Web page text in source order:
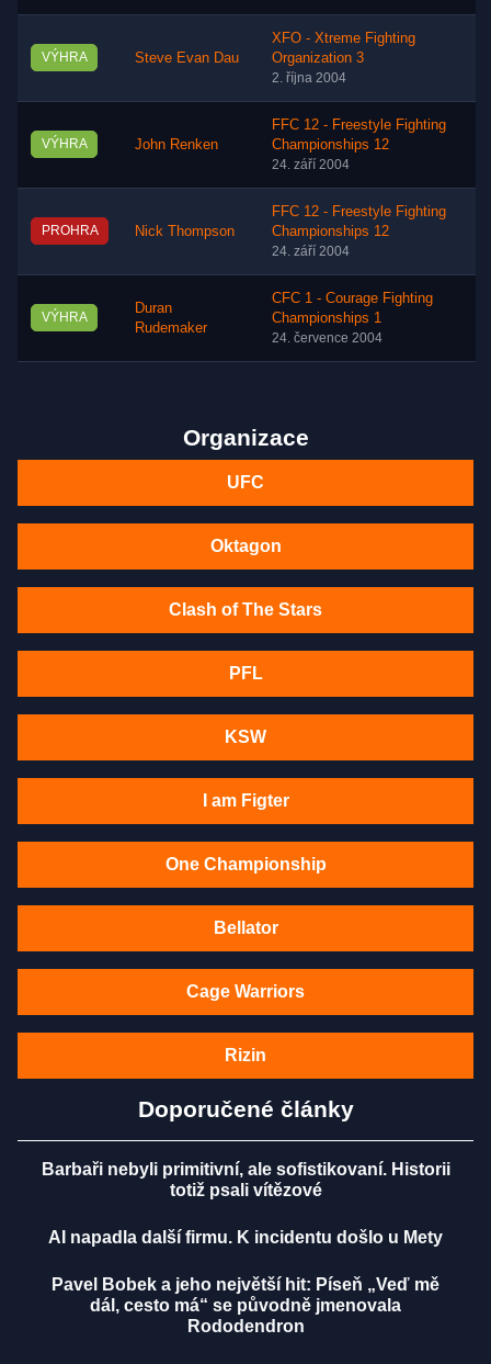
VÝHRA Steve Evan Dau
XFO - Xtreme Fighting
Organization 3
2. října 2004
VÝHRA John Renken
FFC 12 - Freestyle Fighting
Championships 12
24. září 2004
PROHRA Nick Thompson
FFC 12 - Freestyle Fighting
Championships 12
24. září 2004
VÝHRA
Duran
Rudemaker
CFC 1 - Courage Fighting
Championships 1
24. července 2004
Organizace
UFC
Oktagon
Clash of The Stars
PFL
KSW
I am Figter
One Championship
Bellator
Cage Warriors
Rizin
Doporučené články
Barbaři nebyli primitivní, ale sofistikovaní. Historii
totiž psali vítězové
AI napadla další firmu. K incidentu došlo u Mety
Pavel Bobek a jeho největší hit: Píseň „Veď mě
dál, cesto má“ se původně jmenovala
Rododendron